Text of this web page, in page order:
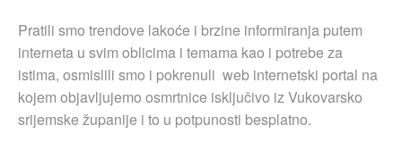
Pratili smo trendove lakoće i brzine informiranja putem
interneta u svim oblicima i temama kao i potrebe za
istima, osmislili smo i pokrenuli web internetski portal na
kojem objavljujemo osmrtnice isključivo iz Vukovarsko
srijemske županije i to u potpunosti besplatno.